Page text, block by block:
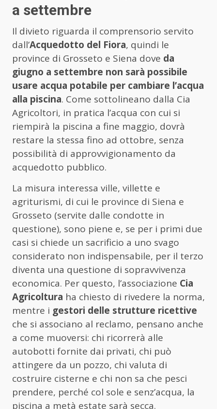
a settembre
Il divieto riguarda il comprensorio servito
dall’Acquedotto del Fiora, quindi le
province di Grosseto e Siena dove da
giugno a settembre non sarà possibile
usare acqua potabile per cambiare l’acqua
alla piscina. Come sottolineano dalla Cia
Agricoltori, in pratica l’acqua con cui si
riempirà la piscina a fine maggio, dovrà
restare la stessa fino ad ottobre, senza
possibilità di approvvigionamento da
acquedotto pubblico.
La misura interessa ville, villette e
agriturismi, di cui le province di Siena e
Grosseto (servite dalle condotte in
questione), sono piene e, se per i primi due
casi si chiede un sacrificio a uno svago
considerato non indispensabile, per il terzo
diventa una questione di sopravvivenza
economica. Per questo, l’associazione Cia
Agricoltura ha chiesto di rivedere la norma,
mentre i gestori delle strutture ricettive
che si associano al reclamo, pensano anche
a come muoversi: chi ricorrerà alle
autobotti fornite dai privati, chi può
attingere da un pozzo, chi valuta di
costruire cisterne e chi non sa che pesci
prendere, perché col sole e senz’acqua, la
piscina a metà estate sarà secca.